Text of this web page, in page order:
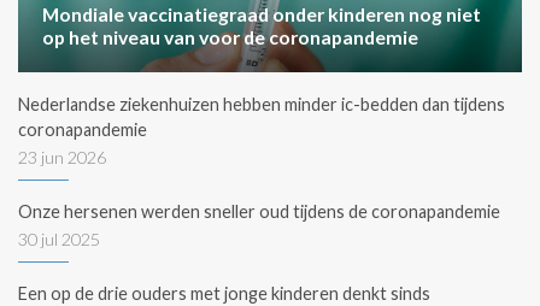
Mondiale vaccinatiegraad onder kinderen nog niet
op het niveau van voor de coronapandemie
Nederlandse ziekenhuizen hebben minder ic-bedden dan tijdens
coronapandemie
23 jun 2026
Onze hersenen werden sneller oud tijdens de coronapandemie
30 jul 2025
Een op de drie ouders met jonge kinderen denkt sinds